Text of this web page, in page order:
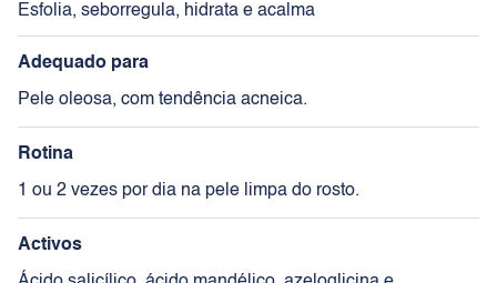
Esfolia, seborregula, hidrata e acalma
Adequado para
Pele oleosa, com tendência acneica.
Rotina
1 ou 2 vezes por dia na pele limpa do rosto.
Activos